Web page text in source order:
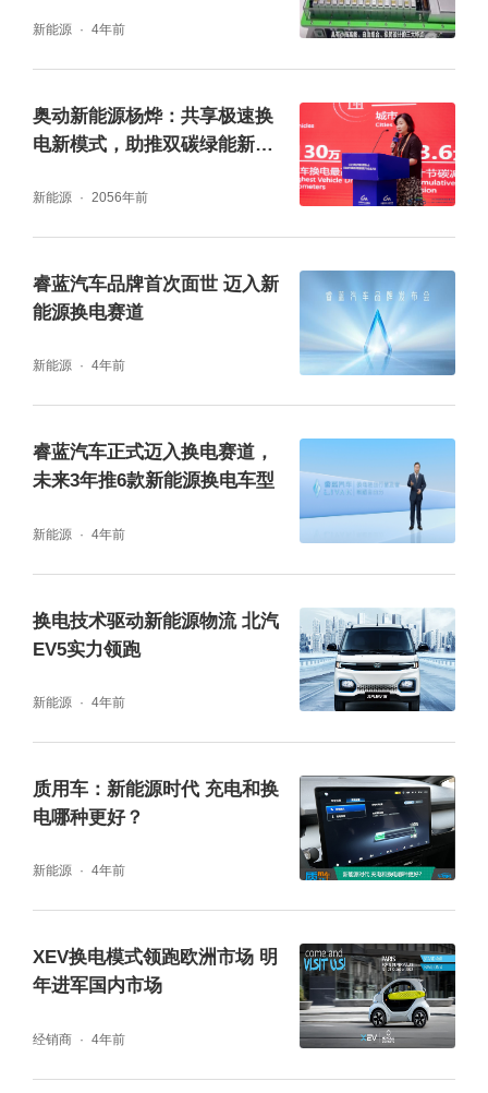
新能源 4年前
奥动新能源杨烨：共享极速换
电新模式，助推双碳绿能新进
新能源 2056年前
睿蓝汽车品牌首次面世 迈入新
能源换电赛道
新能源 4年前
睿蓝汽车正式迈入换电赛道，
未来3年推6款新能源换电车型
新能源 4年前
换电技术驱动新能源物流 北汽
EV5实力领跑
新能源 4年前
质用车：新能源时代 充电和换
电哪种更好？
新能源 4年前
XEV换电模式领跑欧洲市场 明
年进军国内市场
经销商 4年前